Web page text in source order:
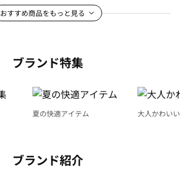
おすすめ商品をもっと見る
ブランド特集
夏の快適アイテム 大人かわい
ブランド紹介